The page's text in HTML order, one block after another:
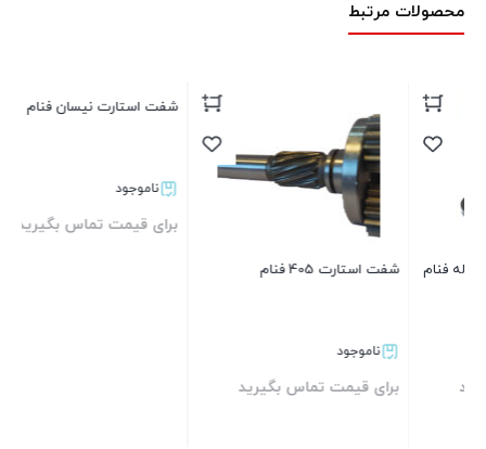
محصولات مرتبط
شفت استارت 405 فنام
ناموجود
برای قیمت تماس بگیرید
شفت استارت نیسان فنام
ناموجود
برای قیمت تماس بگیرید